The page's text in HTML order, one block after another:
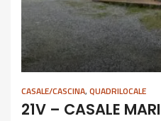
CASALE/CASCINA,QUADRILOCALE